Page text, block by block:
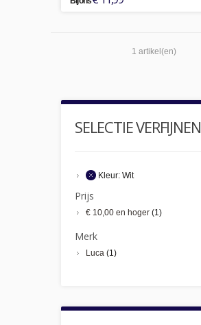
1 artikel(en)
SELECTIE VERFIJNEN
Kleur: Wit
Prijs
€ 10,00 en hoger (1)
Merk
Luca (1)